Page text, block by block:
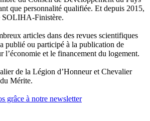
que personnalité qualifiée. Et depuis 2015,
SOLIHA-Finistère.
articles dans des revues scientifiques
publié ou participé à la publication de
l’économie et le financement du logement.
de la Légion d’Honneur et Chevalier
Mérite.
grâce à notre newsletter